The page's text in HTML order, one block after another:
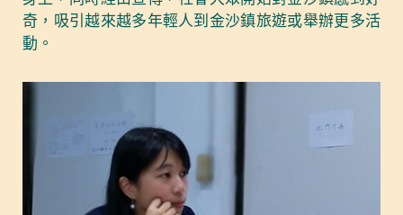
奇，吸引越來越多年輕人到金沙鎮旅遊或舉辦更多活
動。